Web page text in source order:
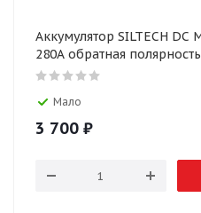
Аккумулятор SILTECH DC
280А обратная полярность
Мало
3 700 ₽